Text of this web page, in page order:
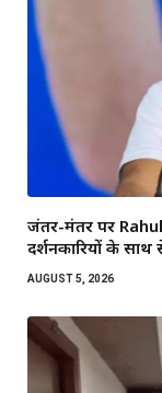
जंतर-मंतर पर
प्रदर्शनकारियों के
AUGUST 5, 2026